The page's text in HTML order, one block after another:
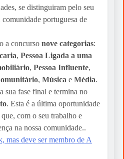
se distinguiram pelo seu
portuguesa de
a concurso nove categorias:
, Pessoa Ligada a uma
, Pessoa Influente,
, Música e Média.
sua fase final e termina no
. Esta é a última oportunidade
com o seu trabalho e
na nossa comunidade..
mas deve ser membro de A